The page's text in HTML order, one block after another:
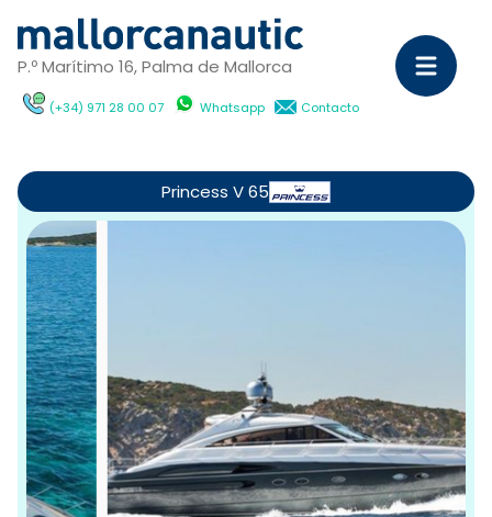
P.º Marítimo 16, Palma de Mallorca
(+34) 971 28 00 07 Whatsapp Contacto
Princess V 65